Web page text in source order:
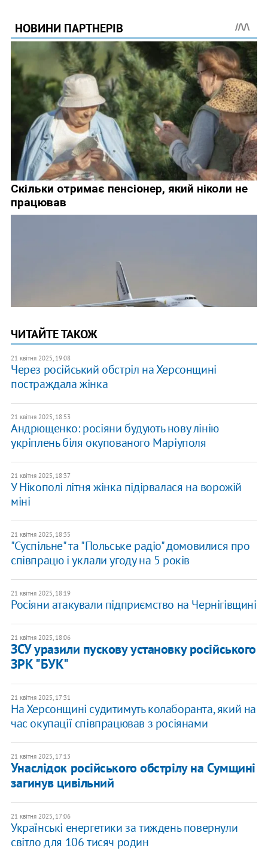
ЧИТАЙТЕ ТАКОЖ
21 квітня 2025, 19:08
Через російський обстріл на Херсонщині
постраждала жінка
21 квітня 2025, 18:53
Андрющенко: росіяни будують нову лінію
укріплень біля окупованого Маріуполя
21 квітня 2025, 18:37
У Нікополі літня жінка підірвалася на ворожій
міні
21 квітня 2025, 18:35
"Суспільне" та "Польське радіо" домовилися про
співпрацю і уклали угоду на 5 років
21 квітня 2025, 18:19
Росіяни атакували підприємство на Чернігівщині
21 квітня 2025, 18:06
ЗСУ уразили пускову установку російського
ЗРК "БУК"
21 квітня 2025, 17:31
На Херсонщині судитимуть колаборанта, який на
час окупації співпрацював з росіянами
21 квітня 2025, 17:13
Унаслідок російського обстрілу на Сумщині
загинув цивільний
21 квітня 2025, 17:06
Українські енергетики за тиждень повернули
світло для 106 тисяч родин